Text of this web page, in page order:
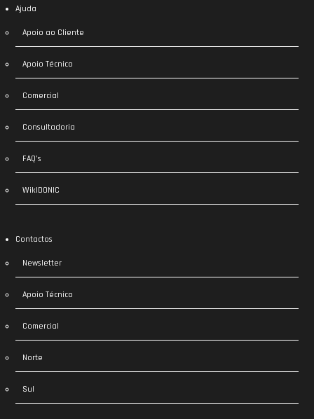
Ajuda
Apoio ao Cliente
Apoio Técnico
Comercial
Consultadoria
FAQ’s
WikIDONIC
Contactos
Newsletter
Apoio Técnico
Comercial
Norte
Sul